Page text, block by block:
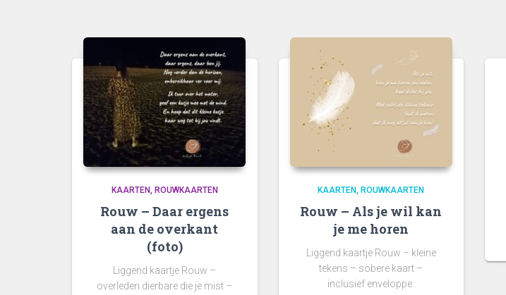
KAARTEN ROUWKAARTEN
Rouw – Daar ergens
aan de overkant
(foto)
Liggend kaartje Rouw –
overleden dierbare die je mist –
KAARTEN ROUWKAARTEN
Rouw – Als je wil kan
je me horen
Liggend kaartje Rouw – kleine
tekens – sobere kaart –
inclusief enveloppe.